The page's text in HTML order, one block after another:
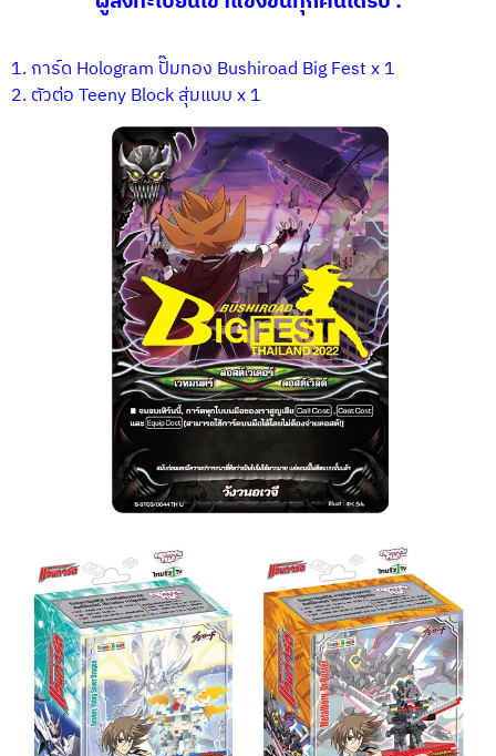
1. การ์ด Hologram ปั๊มทอง Bushiroad Big Fest x 1
2. ตัวต่อTeeny Blockสุ่มแบบx 1